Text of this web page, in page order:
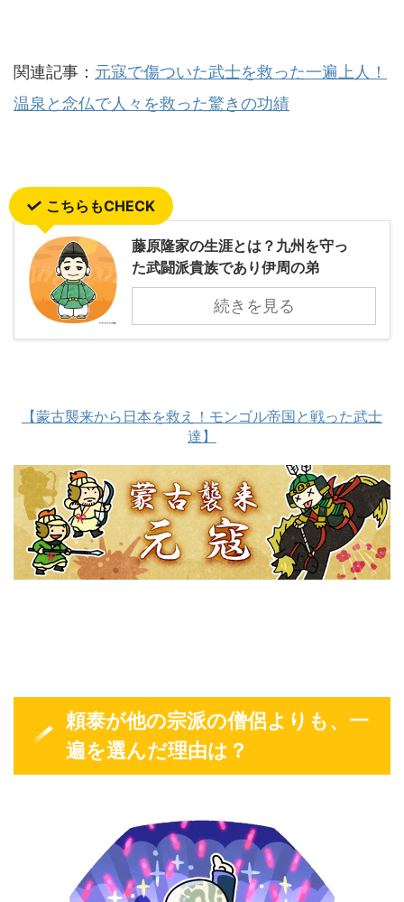
関連記事： 元寇で傷ついた武士を救った一遍上人！
温泉と念仏で人々を救った驚きの功績
こちらもCHECK
藤原隆家の生涯とは？九州を守っ
た武闘派貴族であり伊周の弟
続きを見る
【蒙古襲来から日本を救え！モンゴル帝国と戦った武士
達】
頼泰が他の宗派の僧侶よりも、一
遍を選んだ理由は？